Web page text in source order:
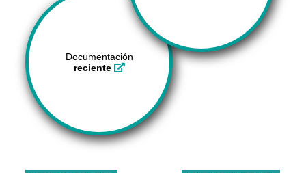
Documentación
reciente